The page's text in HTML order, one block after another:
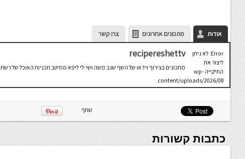
אודות מתכונים אחרונים צרו קשר
Error: לא ניתן
ליצור את
התיקייה wp-
content/uploads/2026/08.
יש לבדוק
שלה ניתנת
לכתיבה.
recipereshettv
מתכונים בצירוף וידאו של השף שגב משה ושי-לי ליפא ממיטב תכניות האוכל של רשת
שתף
כתבות קשורות